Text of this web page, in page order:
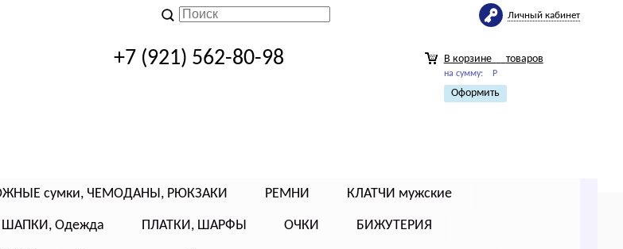
Личный кабинет
+7 (921) 562-80-98 В корзине товаров
на сумму: Р
Оформить
сумки, ЧЕМОДАНЫ, РЮКЗАКИ РЕМНИ КЛАТЧИ мужские
ШАПКИ, Одежда ПЛАТКИ, ШАРФЫ ОЧКИ БИЖУТЕРИЯ